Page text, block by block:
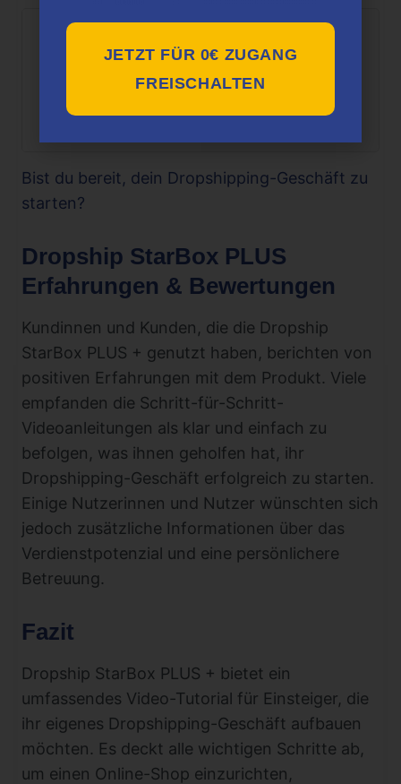
Dieses Produkt könnte
dir auch gefallen:
Bist du bereit, dein Dropshipping-Geschäft zu
starten?
Dropship StarBox PLUS
Erfahrungen & Bewertungen
Kundinnen und Kunden, die die Dropship
StarBox PLUS + genutzt haben, berichten von
positiven Erfahrungen mit dem Produkt. Viele
empfanden die Schritt-für-Schritt-
Videoanleitungen als klar und einfach zu
befolgen, was ihnen geholfen hat, ihr
Dropshipping-Geschäft erfolgreich zu starten.
Einige Nutzerinnen und Nutzer wünschten sich
jedoch zusätzliche Informationen über das
Verdienstpotenzial und eine persönlichere
Betreuung.
Fazit
Dropship StarBox PLUS + bietet ein
umfassendes Video-Tutorial für Einsteiger, die
ihr eigenes Dropshipping-Geschäft aufbauen
möchten. Es deckt alle wichtigen Schritte ab,
um einen Online-Shop einzurichten,
JETZT FÜR 0€ ZUGANG
FREISCHALTEN